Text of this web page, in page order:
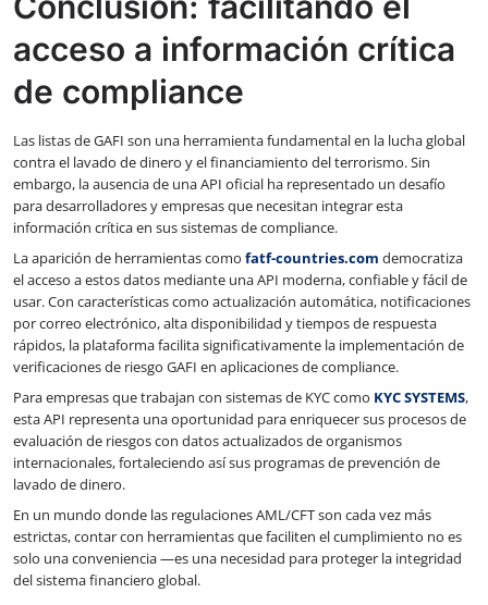
acceso a información crítica
de compliance
Las listas de GAFI son una herramienta fundamental en la lucha global
contra el lavado de dinero y el financiamiento del terrorismo. Sin
embargo, la ausencia de una API oficial ha representado un desafío
para desarrolladores y empresas que necesitan integrar esta
información crítica en sus sistemas de compliance.
La aparición de herramientas como fatf-countries.com democratiza
el acceso a estos datos mediante una API moderna, confiable y fácil de
usar. Con características como actualización automática, notificaciones
por correo electrónico, alta disponibilidad y tiempos de respuesta
rápidos, la plataforma facilita significativamente la implementación de
verificaciones de riesgo GAFI en aplicaciones de compliance.
Para empresas que trabajan con sistemas de KYC como KYC SYSTEMS,
esta API representa una oportunidad para enriquecer sus procesos de
evaluación de riesgos con datos actualizados de organismos
internacionales, fortaleciendo así sus programas de prevención de
lavado de dinero.
En un mundo donde las regulaciones AML/CFT son cada vez más
estrictas, contar con herramientas que faciliten el cumplimiento no es
solo una conveniencia —es una necesidad para proteger la integridad
del sistema financiero global.